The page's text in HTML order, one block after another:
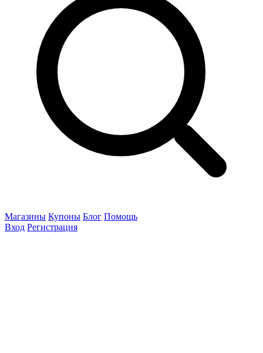
Магазины Купоны Блог Помощь
Вход Регистрация